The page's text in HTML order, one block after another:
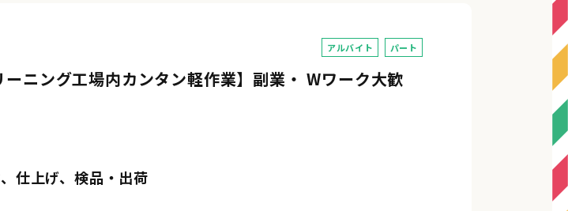
アルバイト パート
ニング工場内カンタン軽作業】副業・ Wワーク大歓
仕上げ、検品・出荷